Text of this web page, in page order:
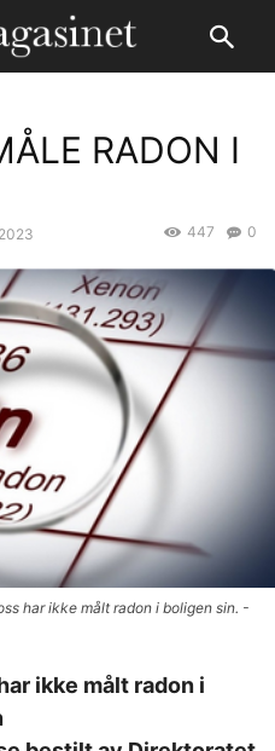
RADON I
0
447
har ikke målt radon i boligen sin. -
ikke målt radon i